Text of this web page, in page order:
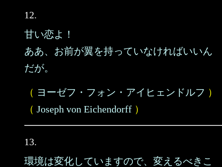
12.
甘い恋よ！
ああ、お前が翼を持っていなければいいん
だが。
（ ヨーゼフ・フォン・アイヒェンドルフ ）
（ Joseph von Eichendorff ）
13.
環境は変化していますので、変えるべきこ